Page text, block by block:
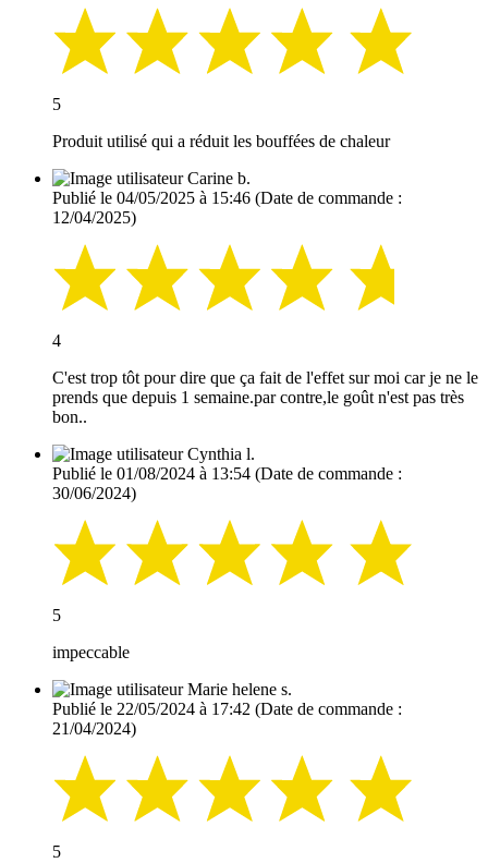
5
Produit utilisé qui a réduit les bouffées de chaleur
Carine b.
Publié le 04/05/2025 à 15:46 (Date de commande :
12/04/2025)
4
C'est trop tôt pour dire que ça fait de l'effet sur moi car je ne le
prends que depuis 1 semaine.par contre,le goût n'est pas très
bon..
Cynthia l.
Publié le 01/08/2024 à 13:54 (Date de commande :
30/06/2024)
5
impeccable
Marie helene s.
Publié le 22/05/2024 à 17:42 (Date de commande :
21/04/2024)
5